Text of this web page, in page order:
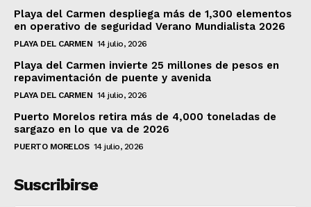
Playa del Carmen despliega más de 1,300 elementos
en operativo de seguridad Verano Mundialista 2026
PLAYA DEL CARMEN 14 julio, 2026
Playa del Carmen invierte 25 millones de pesos en
repavimentación de puente y avenida
PLAYA DEL CARMEN 14 julio, 2026
Puerto Morelos retira más de 4,000 toneladas de
sargazo en lo que va de 2026
PUERTO MORELOS 14 julio, 2026
Suscribirse